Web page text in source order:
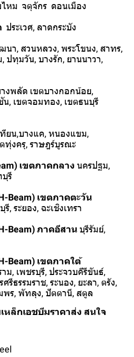
ไหม จตุจักร ดอนเมือง
ประเวศ, ลาดกระบัง
นา, สวนหลวง, พระโขนง, สาทร,
ปทุมวัน, บางรัก, ยานนาวา,
งพลัด เขตบางกอกน้อย,
, เขตจอมทอง, เขตธนบุรี
ยน,บางแค, หนองแขม,
ทุ่งครุ, ราษฎร์บูรณะ
เขตภาคกลาง นครปฐม,
บุรี
Beam) เขตภาคตะวัน
, ระยอง, ฉะเชิงเทรา
Beam) ภาคอีสานบุรีรัมย์,
Beam) เขตภาคใต้
ม, เพชรบุรี, ประจวบคีรีขันธ์,
รีธรรมราช, ระนอง, ยะลา, ตรัง,
พร, พัทลุง, ปัตตานี, สตูล
ล็กเอชบีมราคาส่ง สนใจ